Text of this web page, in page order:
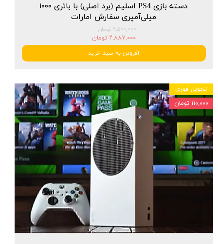
دسته بازی PS4 اسلیم (برد اصلی) با باتری ۱۰۰۰
میلی‌آمپری سفارش امارات
۳,۵۰۰,۰۰۰ تومان
۲,۸۸۷,۰۰۰ تومان
افزودن به سبد خرید
تحویل فوری
۱۱۰,۰۰۰ تومان